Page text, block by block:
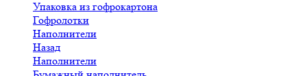
Упаковка из гофрокартона
Гофролотки
Наполнители
Назад
Наполнители